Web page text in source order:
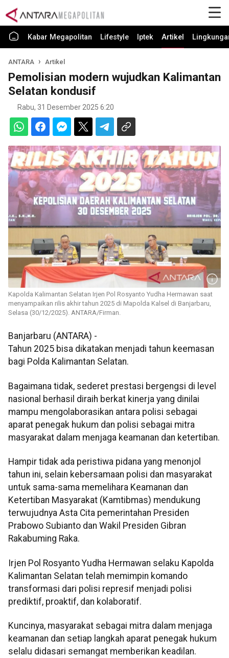
Kabar Megapolitan Lifestyle Iptek Artikel
ANTARA Artikel
Pemolisian modern wujudkan Kalimantan
Selatan kondusif
Rabu, 31 Desember 2025 6:20
Kapolda Kalimantan Selatan Irjen Pol Rosyanto Yudha Hermawan saat
menyampaikan rilis akhir tahun 2025 di Mapolda Kalsel di Banjarbaru,
Selasa (30/12/2025). ANTARA/Firman.
Banjarbaru (ANTARA) -
Tahun 2025 bisa dikatakan menjadi tahun keemasan
bagi Polda Kalimantan Selatan.
Bagaimana tidak, sederet prestasi bergengsi di level
nasional berhasil diraih berkat kinerja yang dinilai
mampu mengolaborasikan antara polisi sebagai
aparat penegak hukum dan polisi sebagai mitra
masyarakat dalam menjaga keamanan dan ketertiban.
Hampir tidak ada peristiwa pidana yang menonjol
tahun ini, selain kebersamaan polisi dan masyarakat
untuk sama-sama memelihara Keamanan dan
Ketertiban Masyarakat (Kamtibmas) mendukung
terwujudnya Asta Cita pemerintahan Presiden
Prabowo Subianto dan Wakil Presiden Gibran
Rakabuming Raka.
Irjen Pol Rosyanto Yudha Hermawan selaku Kapolda
Kalimantan Selatan telah memimpin komando
transformasi dari polisi represif menjadi polisi
prediktif, proaktif, dan kolaboratif.
Kuncinya, masyarakat sebagai mitra dalam menjaga
keamanan dan setiap langkah aparat penegak hukum
selalu didasari semangat memberikan keadilan.